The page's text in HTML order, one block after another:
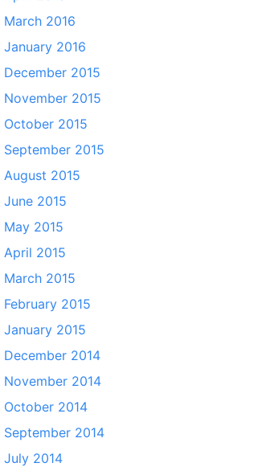
March 2016
January 2016
December 2015
November 2015
October 2015
September 2015
August 2015
June 2015
May 2015
April 2015
March 2015
February 2015
January 2015
December 2014
November 2014
October 2014
September 2014
July 2014